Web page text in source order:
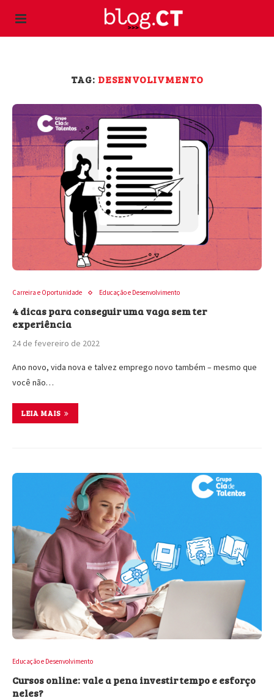
TAG: DESENVOLIVMENTO
Carreira e Oportunidade Educação e Desenvolvimento
4 dicas para conseguir uma vaga sem ter
experiência
24 de fevereiro de 2022
Ano novo, vida nova e talvez emprego novo também – mesmo que
você não…
LEIA MAIS
Educação e Desenvolvimento
Cursos online: vale a pena investir tempo e esforço
neles?